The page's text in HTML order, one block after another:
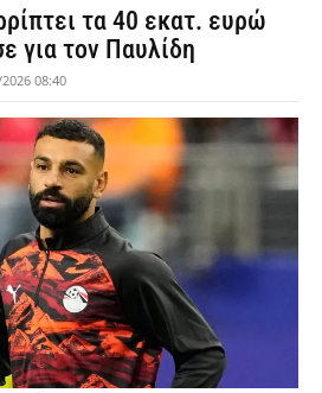
τα 40 εκατ. ευρώ
για τον Παυλίδη
08:40